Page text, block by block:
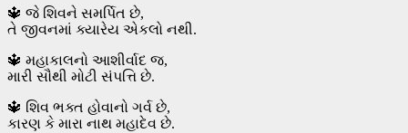
🔱 જે શિવને સમર્પિત છે,
તે જીવનમાં ક્યારેય એકલો નથી.
🔱 મહાકાલનો આશીર્વાદ જ,
મારી સૌથી મોટી સંપત્તિ છે.
🔱 શિવ ભક્ત હોવાનો ગર્વ છે,
કારણ કે મારા નાથ મહાદેવ છે.